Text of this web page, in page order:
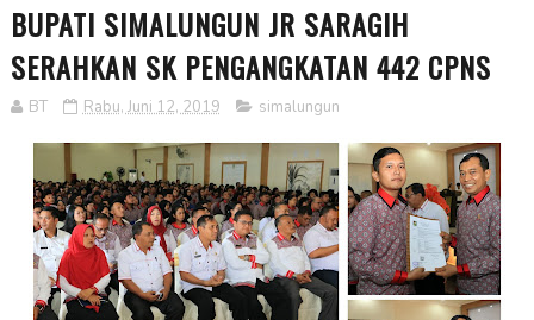
BUPATI SIMALUNGUN JR SARAGIH
SERAHKAN SK PENGANGKATAN 442 CPNS
BT Rabu, Juni 12, 2019 simalungun